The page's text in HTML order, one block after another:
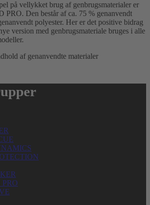
på vellykket brug af genbrugsmaterialer er
PRO. Den består af ca. 75 % genanvendt
polyester. Her er det positive bidrag
version med genbrugsmateriale bruges i alle